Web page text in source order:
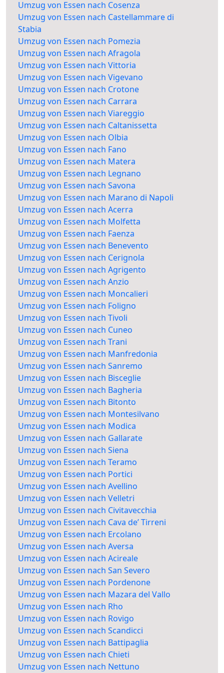
Umzug von Essen nach Cosenza
Umzug von Essen nach Castellammare di
Stabia
Umzug von Essen nach Pomezia
Umzug von Essen nach Afragola
Umzug von Essen nach Vittoria
Umzug von Essen nach Vigevano
Umzug von Essen nach Crotone
Umzug von Essen nach Carrara
Umzug von Essen nach Viareggio
Umzug von Essen nach Caltanissetta
Umzug von Essen nach Olbia
Umzug von Essen nach Fano
Umzug von Essen nach Matera
Umzug von Essen nach Legnano
Umzug von Essen nach Savona
Umzug von Essen nach Marano di Napoli
Umzug von Essen nach Acerra
Umzug von Essen nach Molfetta
Umzug von Essen nach Faenza
Umzug von Essen nach Benevento
Umzug von Essen nach Cerignola
Umzug von Essen nach Agrigento
Umzug von Essen nach Anzio
Umzug von Essen nach Moncalieri
Umzug von Essen nach Foligno
Umzug von Essen nach Tivoli
Umzug von Essen nach Cuneo
Umzug von Essen nach Trani
Umzug von Essen nach Manfredonia
Umzug von Essen nach Sanremo
Umzug von Essen nach Bisceglie
Umzug von Essen nach Bagheria
Umzug von Essen nach Bitonto
Umzug von Essen nach Montesilvano
Umzug von Essen nach Modica
Umzug von Essen nach Gallarate
Umzug von Essen nach Siena
Umzug von Essen nach Teramo
Umzug von Essen nach Portici
Umzug von Essen nach Avellino
Umzug von Essen nach Velletri
Umzug von Essen nach Civitavecchia
Umzug von Essen nach Cava de’ Tirreni
Umzug von Essen nach Ercolano
Umzug von Essen nach Aversa
Umzug von Essen nach Acireale
Umzug von Essen nach San Severo
Umzug von Essen nach Pordenone
Umzug von Essen nach Mazara del Vallo
Umzug von Essen nach Rho
Umzug von Essen nach Rovigo
Umzug von Essen nach Scandicci
Umzug von Essen nach Battipaglia
Umzug von Essen nach Chieti
Umzug von Essen nach Nettuno